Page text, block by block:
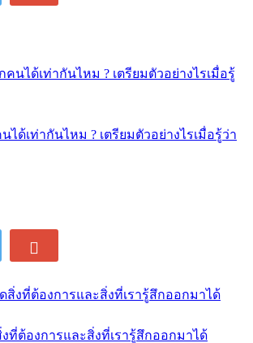
ด้เท่ากันไหม ? เตรียมตัวอย่างไรเมื่อรู้ว่า
ที่ต้องการและสิ่งที่เรารู้สึกออกมาได้